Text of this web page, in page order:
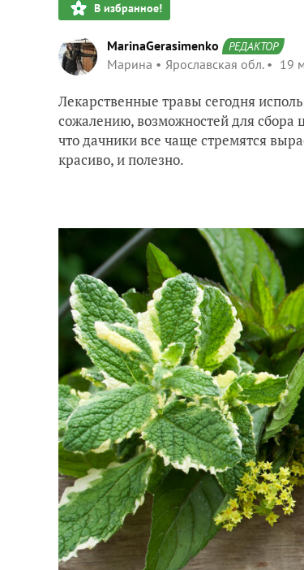
В избранное!
MarinaGerasimenko РЕДАКТОР
Марина Ярославская обл. 19
Лекарственные травы сегодня
сожалению, возможностей для сбора
что дачники все чаще стремятся
красиво, и полезно.